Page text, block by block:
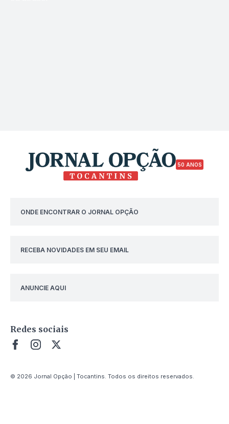
50 ANOS
ONDE ENCONTRAR O JORNAL OPÇÃO
RECEBA NOVIDADES EM SEU EMAIL
ANUNCIE AQUI
Redes sociais
© 2026 Jornal Opção | Tocantins. Todos os direitos reservados.